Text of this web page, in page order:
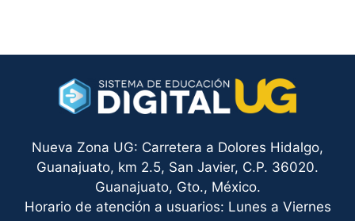
Nueva Zona UG: Carretera a Dolores Hidalgo,
Guanajuato, km 2.5, San Javier, C.P. 36020.
Guanajuato, Gto., México.
Horario de atención a usuarios: Lunes a Viernes